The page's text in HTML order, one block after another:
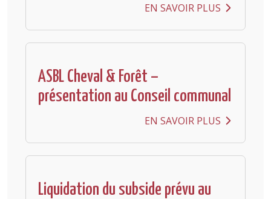
EN SAVOIR PLUS
ASBL Cheval & Forêt –
présentation au Conseil communal
EN SAVOIR PLUS
Liquidation du subside prévu au